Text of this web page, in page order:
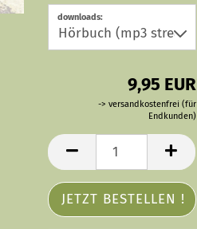
downloads:
9,95 EUR
-> versandkostenfrei (für
Endkunden)